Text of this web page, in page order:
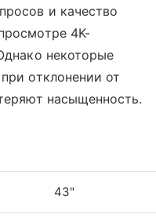
и качество
4K-
некоторые
отклонении от
насыщенность.
43"